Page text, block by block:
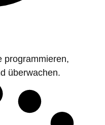
programmieren,
überwachen.